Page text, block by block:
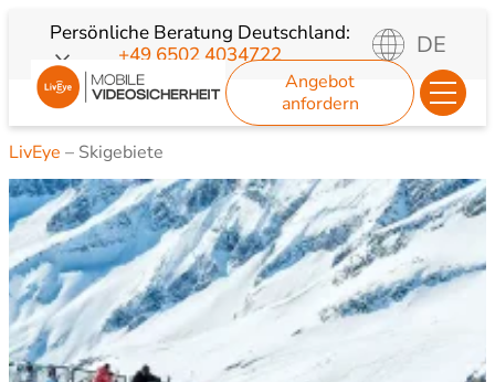
Inhalt
springen
Persönliche Beratung Deutschland:
+49 6502 4034722
DE
Angebot
anfordern
LivEye – Skigebiete